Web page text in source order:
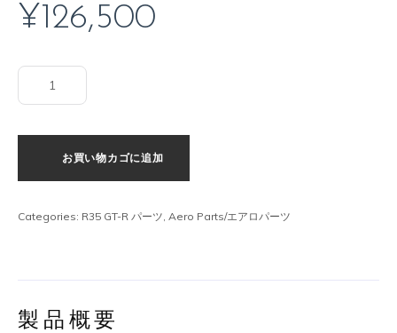
¥ 126,500
リ
ア
ダ
フ
お買い物カゴに追加
Categories: R35 GT-R パーツ Aero Parts/エアロパーツ
製品概要